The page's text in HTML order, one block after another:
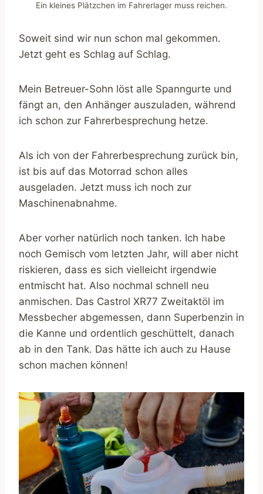
Ein kleines Plätzchen im Fahrerlager muss reichen.
Soweit sind wir nun schon mal gekommen.
Jetzt geht es Schlag auf Schlag.
Mein Betreuer-Sohn löst alle Spanngurte und
fängt an, den Anhänger auszuladen, während
ich schon zur Fahrerbesprechung hetze.
Als ich von der Fahrerbesprechung zurück bin,
ist bis auf das Motorrad schon alles
ausgeladen. Jetzt muss ich noch zur
Maschinenabnahme.
Aber vorher natürlich noch tanken. Ich habe
noch Gemisch vom letzten Jahr, will aber nicht
riskieren, dass es sich vielleicht irgendwie
entmischt hat. Also nochmal schnell neu
anmischen. Das Castrol XR77 Zweitaktöl im
Messbecher abgemessen, dann Superbenzin in
die Kanne und ordentlich geschüttelt, danach
ab in den Tank. Das hätte ich auch zu Hause
schon machen können!